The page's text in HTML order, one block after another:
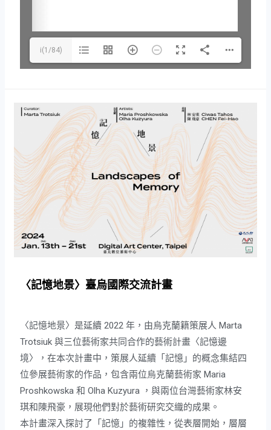
i(1/84)
〈記憶地景〉臺烏國際交流計畫
〈記憶地景〉是延續 2022 年，由烏克蘭籍策展人 Marta
Trotsiuk 與三位藝術家共同合作的藝術計畫〈記憶邊
境〉，在本次計畫中，策展人延續「記憶」的概念集結四
位參展藝術家的作品，包含兩位烏克蘭藝術家 Maria
Proshkowska 和 Olha Kuzyura ，與兩位台灣藝術家林安
琪和陳飛豪，展現他們對於藝術研究交織的成果。
本計畫深入探討了「記憶」的複雜性，從表層開始，層層